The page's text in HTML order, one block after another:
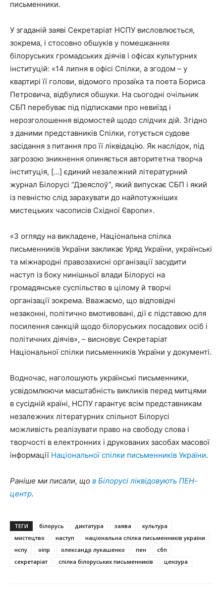
письменники.
У згаданій заяві Секретаріат НСПУ висловлюється,
зокрема, і стосовно обшуків у помешканнях
білоруських громадських діячів і офісах культурних
інституцій: «14 липня в офісі Спілки, а згодом – у
квартирі її голови, відомого прозаїка та поета Бориса
Петровича, відбулися обшуки. На сьогодні очільник
СБП перебуває під підписками про невиїзд і
нерозголошення відомостей щодо слідчих дій. Згідно
з даними представників Спілки, готується судове
засідання з питання про її ліквідацію. Як наслідок, під
загрозою зникнення опиняється авторитетна творча
інституція, […] єдиний незалежний літературний
журнал Білорусі “Дзеяслоў”, який випускає СБП і який
із певністю слід зарахувати до найпотужніших
мистецьких часописів Східної Європи».
«З огляду на викладене, Національна спілка
письменників України закликає Уряд України, українські
та міжнародні правозахисні організації засудити
наступ із боку нинішньої влади Білорусі на
громадянське суспільство в цілому й творчі
організації зокрема. Вважаємо, що відповідні
незаконні, політично вмотивовані, дії є підставою для
посилення санкцій щодо білоруських посадових осіб і
політичних діячів», – висновує Секретаріат
Національної спілки письменників України у документі.
Водночас, наголошують українські письменники,
усвідомлюючи масштабність викликів перед митцями
в сусідній країні, НСПУ гарантує всім представникам
незалежних літературних спільнот Білорусі
можливість реалізувати право на свободу слова і
творчості в електронних і друкованих засобах масової
інформації Національної спілки письменників України.
Раніше ми писали, що в Білорусі ліквідовують ПЕН-
центр.
ТЕГИ білорусь диктатура заява
культура
мистецтво
наступ
національна спілка письменників україни
нспу
оіпр олександр лукашенко пен
сбп
секретаріат
спілка білоруських письменників цензура